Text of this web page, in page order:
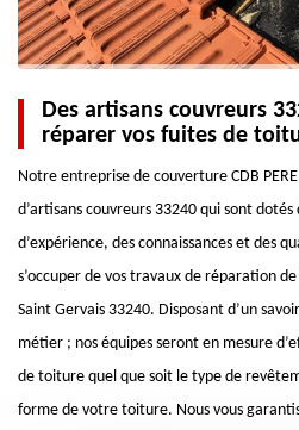
Des artisans couvreurs
réparer vos fuites de
Notre entreprise de couverture CDB PERE
d’artisans couvreurs 33240 qui sont dotés
d’expérience, des connaissances et des
s’occuper de vos travaux de réparation
Saint Gervais 33240. Disposant d’un
métier ; nos équipes seront en mesure
de toiture quel que soit le type de
forme de votre toiture. Nous vous